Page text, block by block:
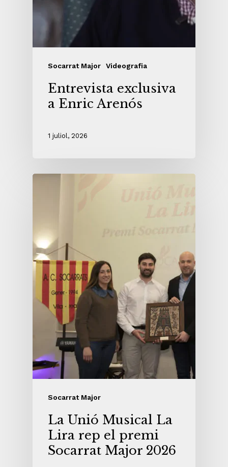
Socarrat Major Videografia
Entrevista exclusiva
a Enric Arenós
1 juliol, 2026
Socarrat Major
La Unió Musical La
Lira rep el premi
Socarrat Major 2026